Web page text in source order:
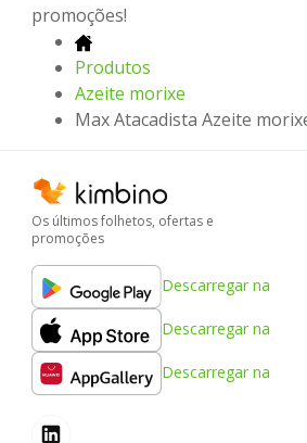
promoções!
Produtos
Azeite morixe
Max Atacadista Azeite
Os últimos folhetos, ofertas e
promoções
Descarregar na
Descarregar na
Descarregar na